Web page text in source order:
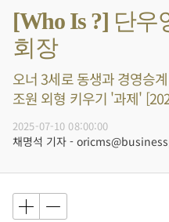
[Who Is ?] 단우
회장
오너 3세로 동생과 경영승
조원 외형 키우기 '과제'
2025-07-10 08:00:00
채명석 기자 -